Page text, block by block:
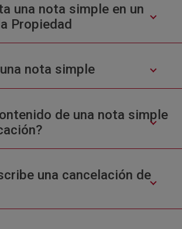
una nota simple en un
Propiedad
nota simple
de una nota simple
una cancelación de